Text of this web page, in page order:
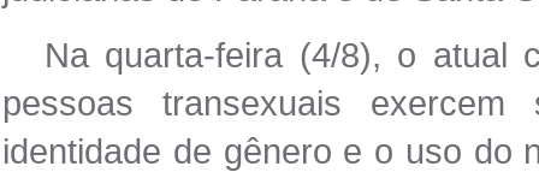
Na quarta-feira (4/8), o atual
pessoas transexuais
identidade de gênero e o uso do